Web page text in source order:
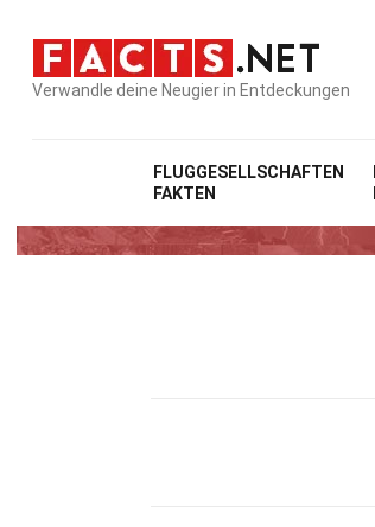
Verwandle deine Neugier in Entdeckungen
FLUGGESELLSCHAFTEN
FAKTEN